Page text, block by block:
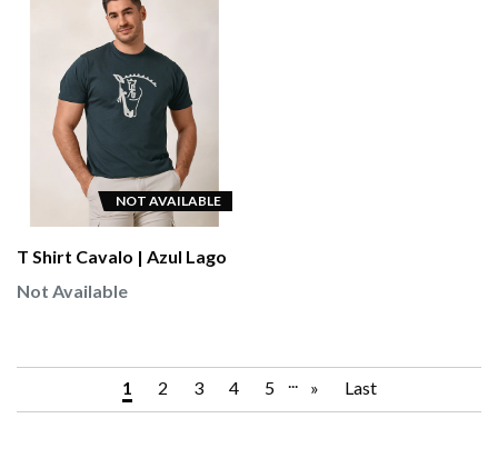
NOT AVAILABLE
T Shirt Cavalo | Azul Lago
Not Available
1 2 3 4 5 » Last